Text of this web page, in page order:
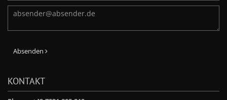
Absenden
KONTAKT